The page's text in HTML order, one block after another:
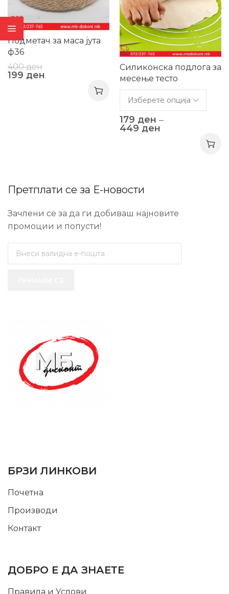
Подметач за маса јута
ф36
400ден
199 ден
Силиконска подлога за
месење тесто
179 ден –
449 ден
Претплати се за Е-новости
Зачлени се за да ги добиваш најновите
промоции и попусти!
БРЗИ ЛИНКОВИ
Почетна
Производи
Контакт
ДОБРО Е ДА ЗНАЕТЕ
Правила и Услови